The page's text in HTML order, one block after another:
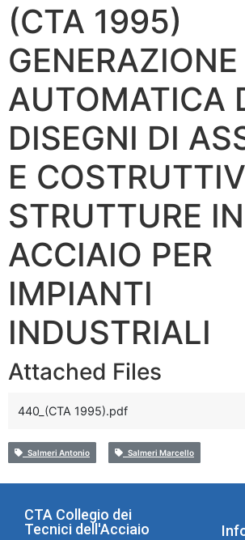
(CTA 1995)
GENERAZIONE
AUTOMATICA
DISEGNI DI
E
STRUTTURE IN
ACCIAIO PER
IMPIANTI
INDUSTRIALI
Attached Files
440_(CTA 1995).pdf
Salmeri Antonio Salmeri Marcello
CTA Collegio dei
Tecnici dell'Acciaio